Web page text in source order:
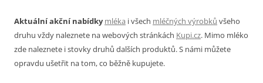
Aktuální akční nabídky mléka i všech mléčných výrobků všeho
druhu vždy naleznete na webových stránkách Kupi.cz. Mimo mléko
zde naleznete i stovky druhů dalších produktů. S námi můžete
opravdu ušetřit na tom, co běžně kupujete.